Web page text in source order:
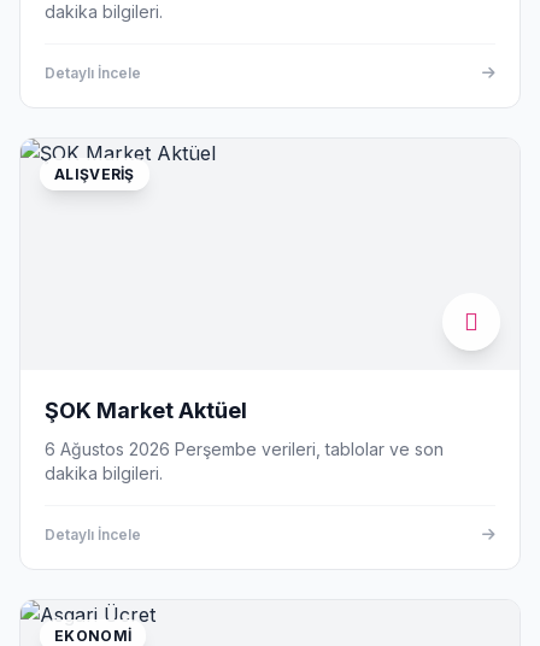
dakika bilgileri.
Detaylı İncele
ALIŞVERIŞ
ŞOK Market Aktüel
6 Ağustos 2026 Perşembe verileri, tablolar ve son
dakika bilgileri.
Detaylı İncele
EKONOMI